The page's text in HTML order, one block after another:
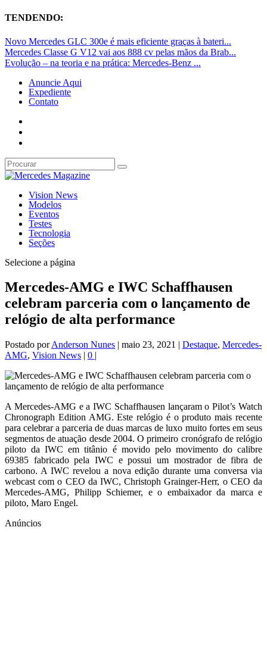
TENDENDO:
Novo Mercedes GLC 300e é mais eficiente graças à bateri...
Mercedes Classe G V12 vai aos 888 cv pelas mãos da Brab...
Evolução – na teoria e na prática: Mercedes-Benz ...
Anuncie Aqui
Expediente
Contato
Vision News
Modelos
Eventos
Testes
Tecnologia
Seções
Selecione a página
Mercedes-AMG e IWC Schaffhausen
celebram parceria com o lançamento de
relógio de alta performance
Postado porAnderson Nunes | maio 23, 2021 | Destaque, Mercedes-
AMG, Vision News | 0 |
A Mercedes-AMG e a IWC Schaffhausen lançaram o Pilot’s Watch
Chronograph Edition AMG. Este relógio é o produto mais recente
para celebrar a parceria de duas marcas de luxo muito fortes em seus
segmentos de atuação desde 2004. O primeiro cronógrafo de relógio
piloto da IWC em titânio é movido pelo movimento do calibre
69385 fabricado pela IWC e possui um mostrador de fibra de
carbono. A IWC revelou a nova edição durante uma conversa via
webcast com o CEO da IWC, Christoph Grainger-Herr, o CEO da
Mercedes-AMG, Philipp Schiemer, e o embaixador da marca e
piloto, Maro Engel.
Anúncios